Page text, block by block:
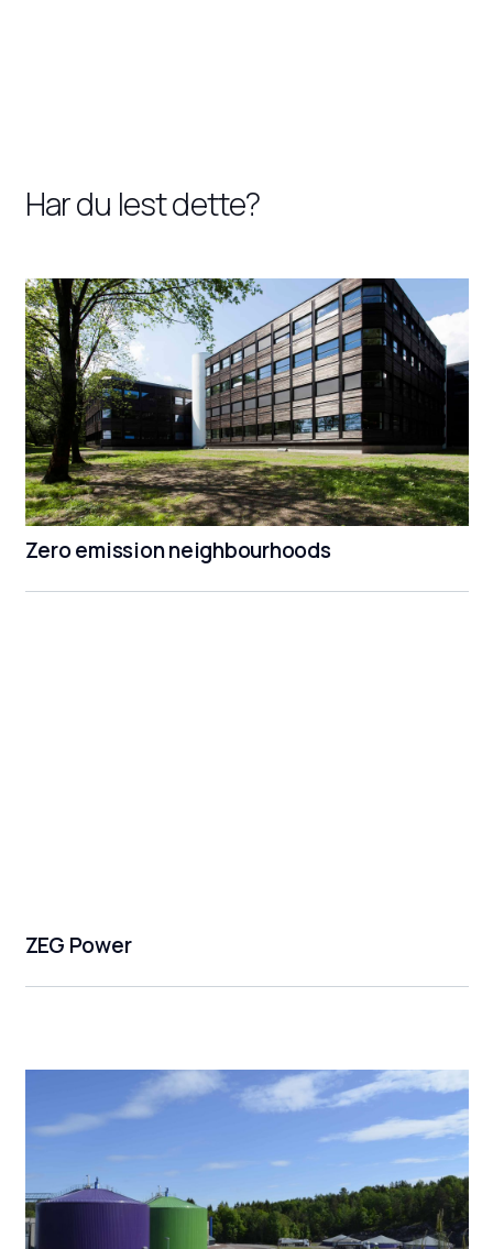
Har du lest dette?
Zero emission neighbourhoods
ZEG Power